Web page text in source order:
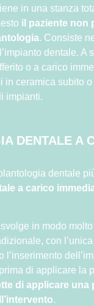
in una stanza
il paziente non
. Consiste
dentale. A
o a carico
in ceramica subito
impianti.
DENTALE A
dentale
a carico
in modo
con
l’inserimento
di applicare la
di applicare
.